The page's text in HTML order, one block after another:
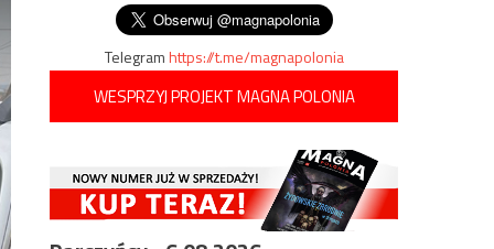
Telegramhttps://t.me/magnapolonia
WESPRZYJ PROJEKT MAGNA POLONIA